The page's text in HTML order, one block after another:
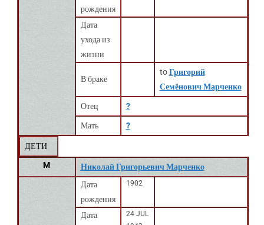
рождения
Дата
ухода из
жизни
В браке
toГригорий
Семёнович Марченко
Отец ?
Мать ?
ДЕТИ
M
Николай Григорьевич Марченко
Дата
рождения
1902
Дата
24 JUL